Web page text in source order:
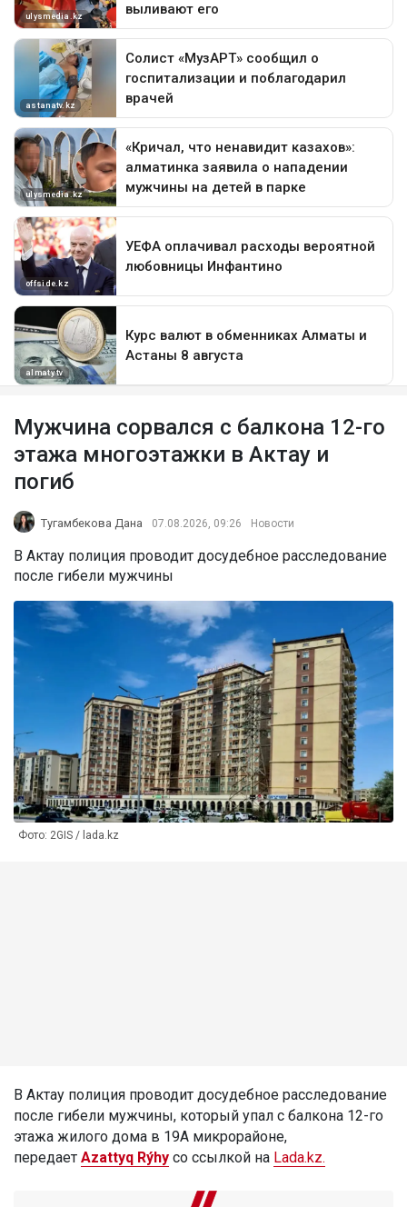
Мужчина сорвался с балкона 12-го
этажа многоэтажки в Актау и
погиб
Тугамбекова Дана 07.08.2026, 09:26 Новости
В Актау полиция проводит досудебное расследование
после гибели мужчины
Фото: 2GIS / lada.kz
В Актау полиция проводит досудебное расследование
после гибели мужчины, который упал с балкона 12-го
этажа жилого дома в 19А микрорайоне,
передает Azattyq Rýhy со ссылкой на Lada.kz.